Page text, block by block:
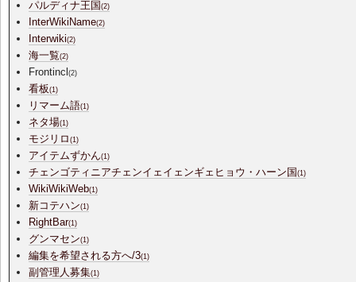
パルディナ王国(2)
InterWikiName(2)
Interwiki(2)
海一覧(2)
Frontincl(2)
看板(1)
リマーム語(1)
ネタ場(1)
モジリロ(1)
アイテムずかん(1)
チェンゴティニアチェンイェイェンギェヒョウ・ハーン国(1)
WikiWikiWeb(1)
新コテハン(1)
RightBar(1)
グンマセン(1)
編集を希望される方へ/3(1)
副管理人募集(1)